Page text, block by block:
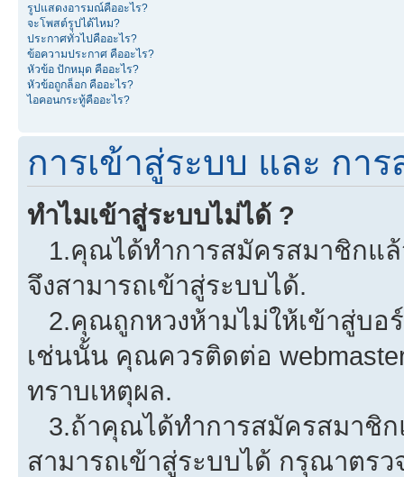
รูปแสดงอารมณ์คืออะไร?
จะโพสต์รูปได้ไหม?
ประกาศทั่วไปคืออะไร?
ข้อความประกาศ คืออะไร?
หัวข้อ ปักหมุด คืออะไร?
หัวข้อถูกล็อก คืออะไร?
ไอคอนกระทู้คืออะไร?
การเข้าสู่ระบบ และ กา
ทำไมเข้าสู่ระบบไม่ได้ ?
1.คุณได้ทำการสมัครสมาชิกแ
จึงสามารถเข้าสู่ระบบได้.
2.คุณถูกหวงห้ามไม่ให้เข้าสู่บอ
เช่นนั้น คุณควรติดต่อ
ทราบเหตุผล.
3.ถ้าคุณได้ทำการสมัครสมาชิ
สามารถเข้าสู่ระบบได้ กรุณาตรว